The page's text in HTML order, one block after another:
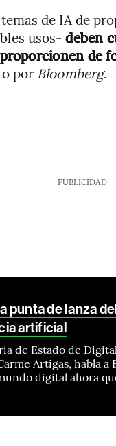
de IA de
usos-deben
de
por Bloomberg.
PUBLICIDAD
punta de lanza
artificial
de Estado de
Artigas, habla
digital ahora